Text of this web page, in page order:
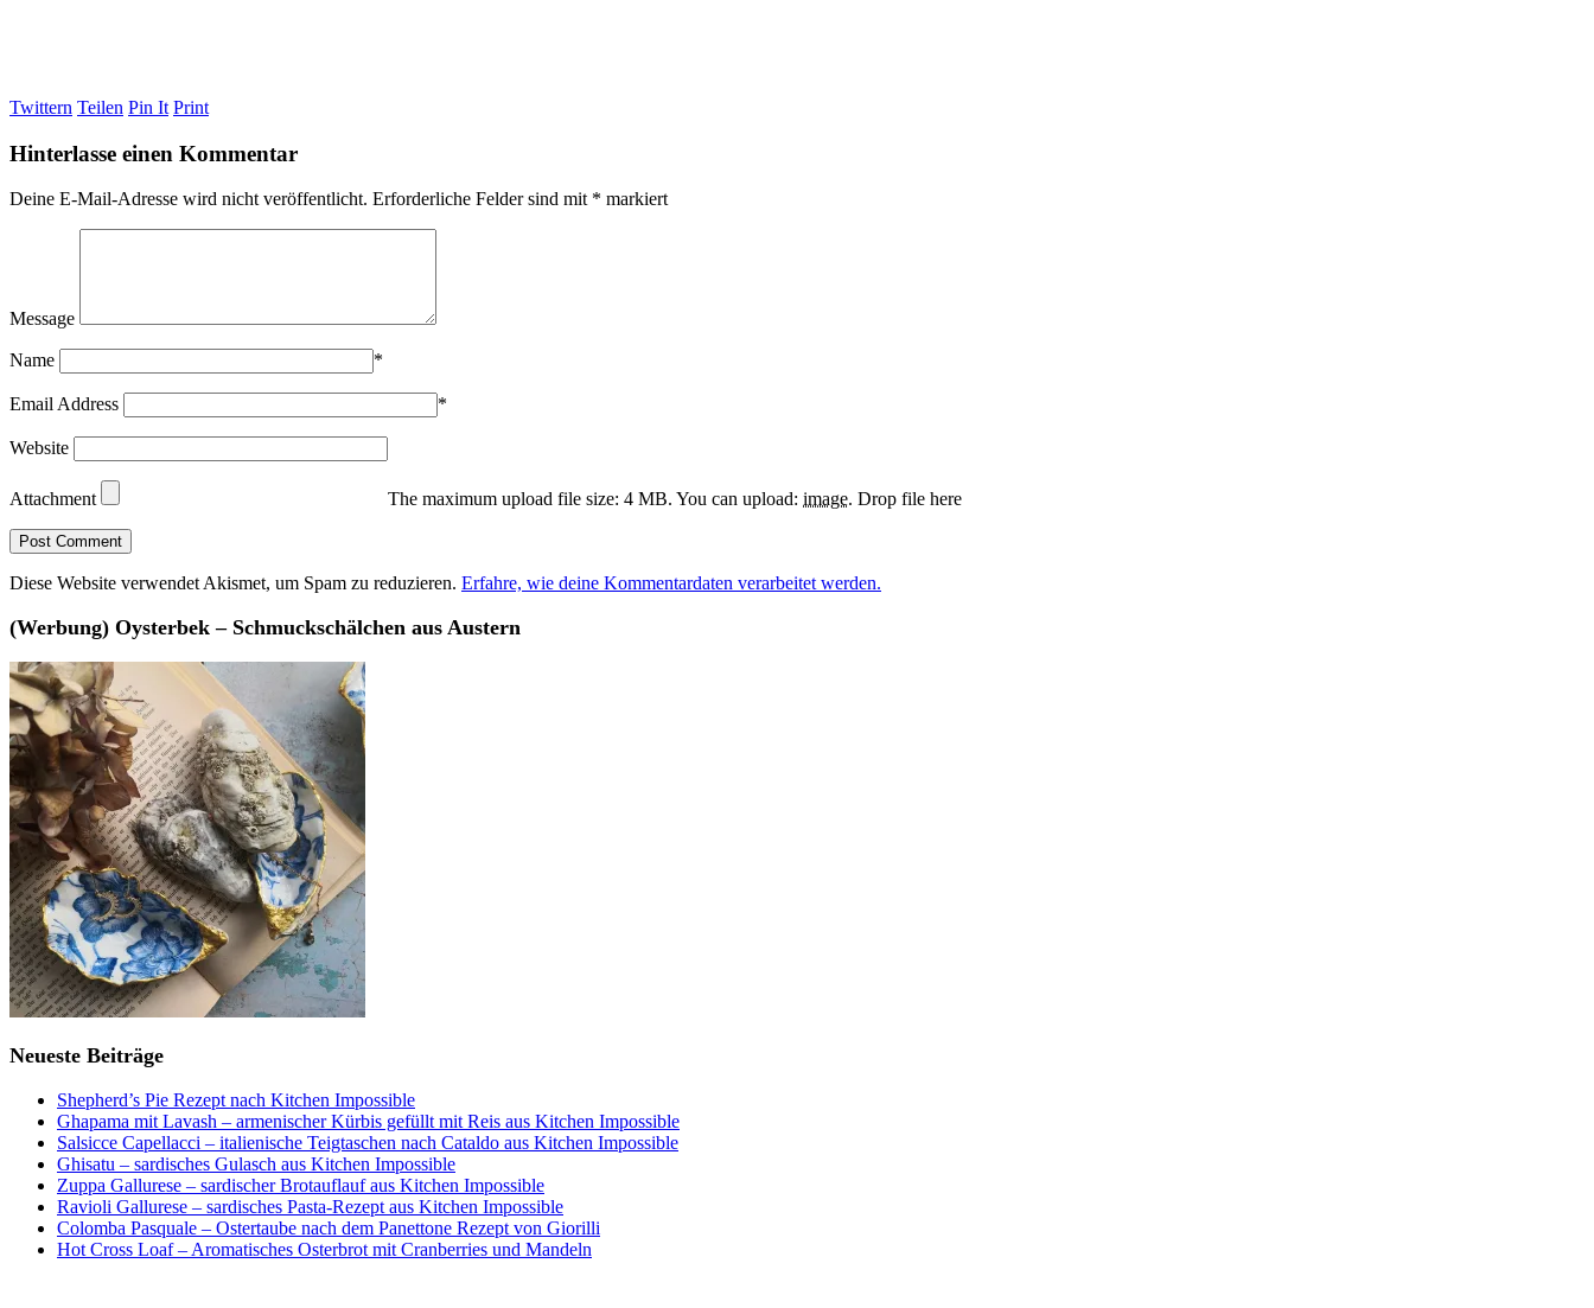
Twittern Teilen Pin It Print
Hinterlasse einen Kommentar
Deine E-Mail-Adresse wird nicht veröffentlicht. Erforderliche Felder sind mit * markiert
Message
Name *
Email Address *
Website
Attachment The maximum upload file size: 4 MB. You can upload: image. Drop file here
Diese Website verwendet Akismet, um Spam zu reduzieren. Erfahre, wie deine Kommentardaten verarbeitet werden.
(Werbung) Oysterbek – Schmuckschälchen aus Austern
Neueste Beiträge
Shepherd’s Pie Rezept nach Kitchen Impossible
Ghapama mit Lavash – armenischer Kürbis gefüllt mit Reis aus Kitchen Impossible
Salsicce Capellacci – italienische Teigtaschen nach Cataldo aus Kitchen Impossible
Ghisatu – sardisches Gulasch aus Kitchen Impossible
Zuppa Gallurese – sardischer Brotauflauf aus Kitchen Impossible
Ravioli Gallurese – sardisches Pasta-Rezept aus Kitchen Impossible
Colomba Pasquale – Ostertaube nach dem Panettone Rezept von Giorilli
Hot Cross Loaf – Aromatisches Osterbrot mit Cranberries und Mandeln